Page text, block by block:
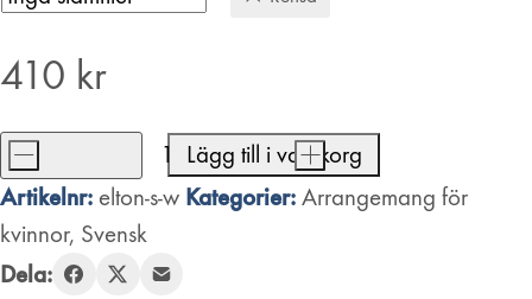
410 kr
Elton
John
Medley
mängd
- +
Lägg till i varukorg
Artikelnr: elton-s-w Kategorier: Arrangemang för
kvinnor, Svensk
Dela: